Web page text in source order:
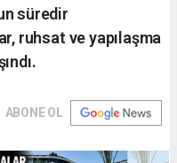
süredir
ruhsat ve yapılaşma
ABONE OL